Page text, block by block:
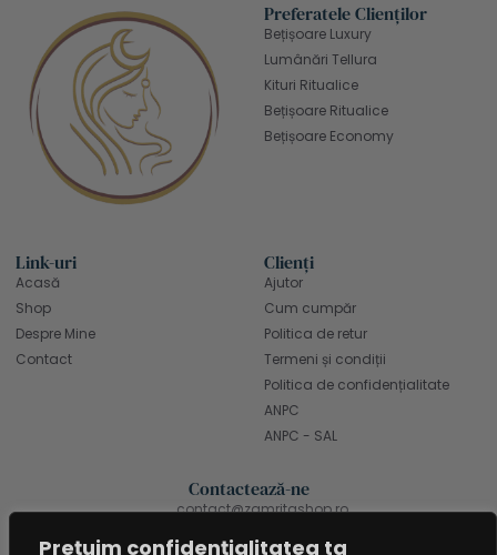
Prețuim confidențialitatea ta
Preferatele Clienților
Bețișoare Luxury
Lumânări Tellura
Kituri Ritualice
Bețișoare Ritualice
Bețișoare Economy
Link-uri
Acasă
Shop
Despre Mine
Contact
Clienți
Ajutor
Cum cumpăr
Politica de retur
Termeni și condiții
Politica de confidențialitate
ANPC
ANPC - SAL
Contactează-ne
contact@zamritashop.ro